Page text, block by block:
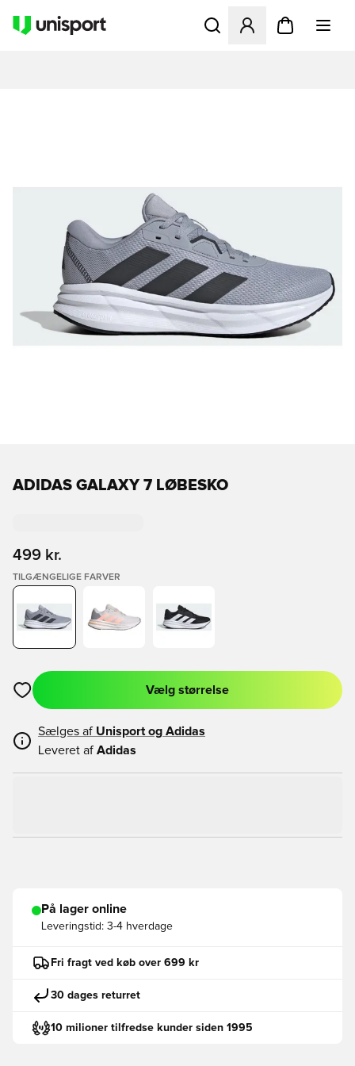
Åbner en Modal til at
ADIDAS GALAXY 7 LØBESKO
499 kr.
TILGÆNGELIGE FARVER
Åbner en Modal til at logge ind eller tilmelde dig som medlem
Vælg størrelse
Sælges af Unisport og Adidas
Leveret af Adidas
På lager online
Leveringstid: 3-4 hverdage
Fri fragt ved køb over 699 kr
30 dages returret
10 milioner tilfredse kunder siden 1995